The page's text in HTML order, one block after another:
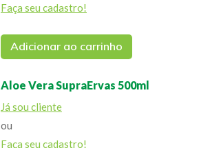
Faça seu cadastro!
Adicionar ao carrinho
Aloe Vera SupraErvas 500ml
Já sou cliente
ou
Faça seu cadastro!